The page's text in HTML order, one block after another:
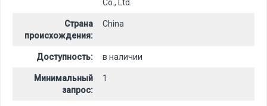
Co., Ltd.
Страна
происхождения:
China
Доступность: в наличии
Минимальный
запрос:
1